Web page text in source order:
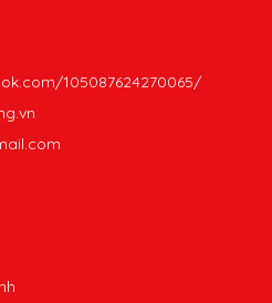
105087624270065/